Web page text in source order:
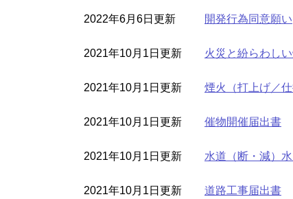
2022年6月6日更新 開発行為同意願い
2021年10月1日更新 火災と紛らわし
2021年10月1日更新 煙火（打上げ／
2021年10月1日更新 催物開催届出書
2021年10月1日更新 水道（断・減）
2021年10月1日更新 道路工事届出書